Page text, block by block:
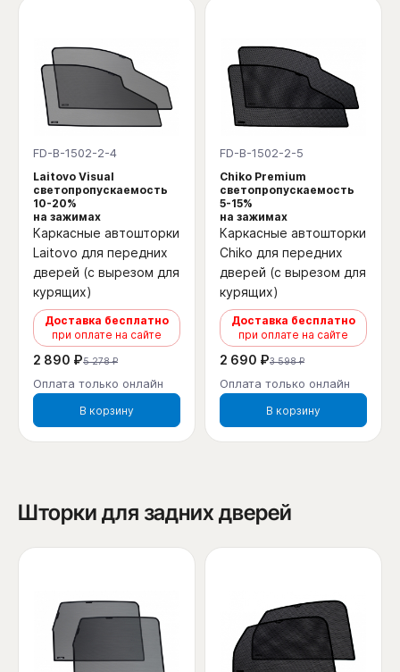
FD-B-1502-2-4
Laitovo Visual
светопропускаемость
10-20%
на зажимах
Каркасные автошторки
Laitovo для передних
дверей (с вырезом для
курящих)
Доставка бесплатно
при оплате на сайте
2 890 ₽5 278 ₽
Оплата только онлайн
В корзину
FD-B-1502-2-5
Chiko Premium
светопропускаемость
5-15%
на зажимах
Каркасные автошторки
Chiko для передних
дверей (с вырезом для
курящих)
Доставка бесплатно
при оплате на сайте
2 690 ₽3 598 ₽
Оплата только онлайн
В корзину
Шторки для задних дверей